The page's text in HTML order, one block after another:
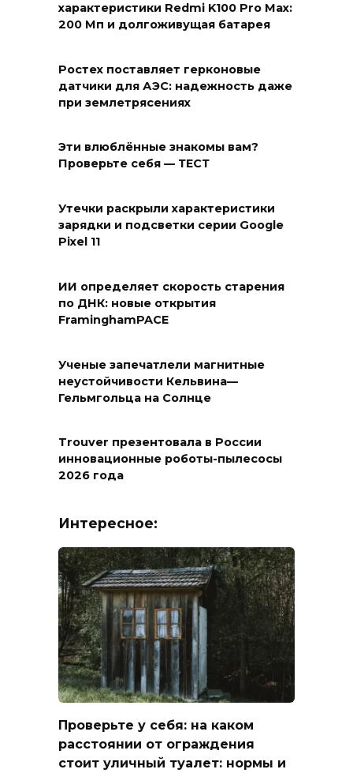
характеристики Redmi K100 Pro Max:
200 Мп и долгоживущая батарея
Ростех поставляет герконовые
датчики для АЭС: надежность даже
при землетрясениях
Эти влюблённые знакомы вам?
Проверьте себя — ТЕСТ
Утечки раскрыли характеристики
зарядки и подсветки серии Google
Pixel 11
ИИ определяет скорость старения
по ДНК: новые открытия
FraminghamPACE
Ученые запечатлели магнитные
неустойчивости Кельвина—
Гельмгольца на Солнце
Trouver презентовала в России
инновационные роботы-пылесосы
2026 года
Интересное:
Проверьте у себя: на каком
расстоянии от ограждения
стоит уличный туалет: нормы и